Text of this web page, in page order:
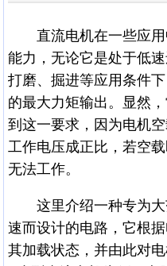
直流电机在一些应用
能力，无论它是处于低
打磨、掘进等应用条件
的最大力矩输出。显然
到这一要求，因为电机
工作电压成正比，若空
无法工作。
这里介绍一种专为大
速而设计的电路，它根
其加载状态，并由此对